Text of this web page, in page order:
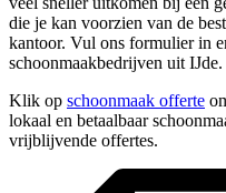
die je kan voorzien van de
kantoor. Vul ons formulier in
schoonmaakbedrijven uit IJde.
Klik op schoonmaak offerte
lokaal en betaalbaar
vrijblijvende offertes.